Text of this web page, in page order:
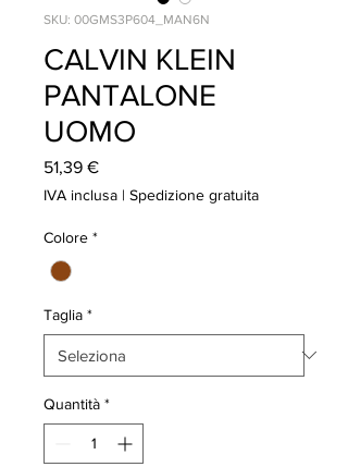
SKU: 00GMS3P604_MAN6N
CALVIN KLEIN
PANTALONE
UOMO
51,39 €Prezzo
IVA inclusa | Spedizione gratuita
Colore *
Taglia *
Quantità *